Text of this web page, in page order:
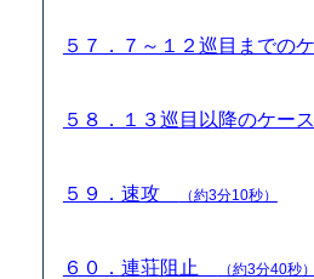
５７．７～１２巡目までの
５８．１３巡目以降のケー
５９．速攻 （約3分10秒）
６０．連荘阻止 （約3分40秒）